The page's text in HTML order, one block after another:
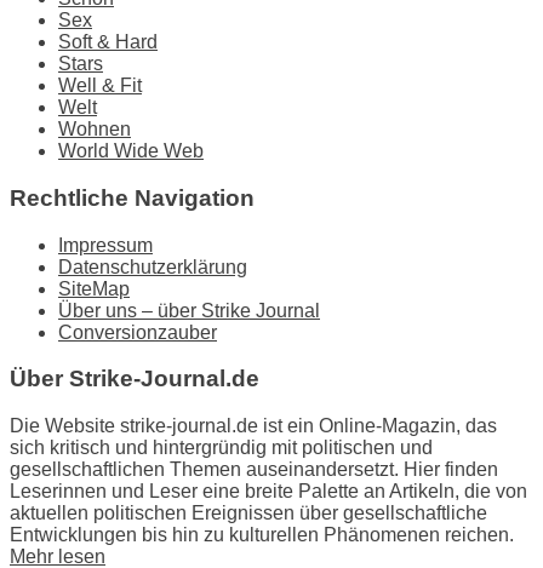
Sex
Soft & Hard
Stars
Well & Fit
Welt
Wohnen
World Wide Web
Rechtliche Navigation
Impressum
Datenschutzerklärung
SiteMap
Über uns – über Strike Journal
Conversionzauber
Über Strike-Journal.de
Die Website strike-journal.de ist ein Online-Magazin, das
sich kritisch und hintergründig mit politischen und
gesellschaftlichen Themen auseinandersetzt. Hier finden
Leserinnen und Leser eine breite Palette an Artikeln, die von
aktuellen politischen Ereignissen über gesellschaftliche
Entwicklungen bis hin zu kulturellen Phänomenen reichen.
Mehr lesen